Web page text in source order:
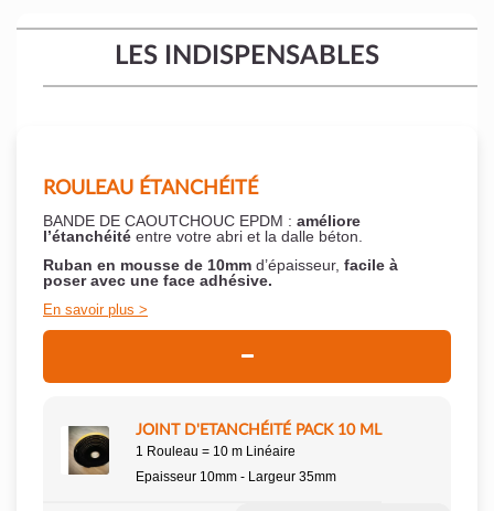
LES INDISPENSABLES
ROULEAU ÉTANCHÉITÉ
BANDE DE CAOUTCHOUC EPDM : améliore
l’étanchéité entre votre abri et la dalle béton.
Ruban en mousse de 10mm d’épaisseur, facile à
poser avec une face adhésive.
En savoir plus
JOINT D'ETANCHÉITÉ PACK 10 ML
1 Rouleau = 10 m Linéaire
Epaisseur 10mm - Largeur 35mm